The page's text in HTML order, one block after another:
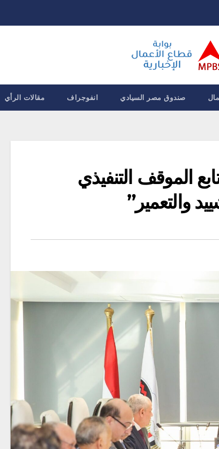
صندوق مصر السيادي انفوجراف مقالات الرأي
الموقف التنفيذي
والتعمير”